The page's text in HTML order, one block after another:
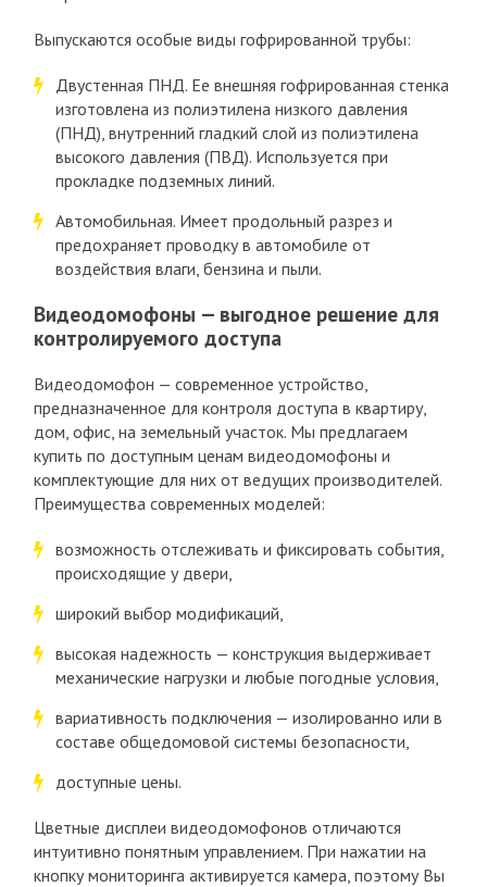
Выпускаются особые виды гофрированной трубы:
Двустенная ПНД. Ее внешняя гофрированная стенка
изготовлена из полиэтилена низкого давления
(ПНД), внутренний гладкий слой из полиэтилена
высокого давления (ПВД). Используется при
прокладке подземных линий.
Автомобильная. Имеет продольный разрез и
предохраняет проводку в автомобиле от
воздействия влаги, бензина и пыли.
Видеодомофоны — выгодное решение для
контролируемого доступа
Видеодомофон — современное устройство,
предназначенное для контроля доступа в квартиру,
дом, офис, на земельный участок. Мы предлагаем
купить по доступным ценам видеодомофоны и
комплектующие для них от ведущих производителей.
Преимущества современных моделей:
возможность отслеживать и фиксировать события,
происходящие у двери,
широкий выбор модификаций,
высокая надежность — конструкция выдерживает
механические нагрузки и любые погодные условия,
вариативность подключения — изолированно или в
составе общедомовой системы безопасности,
доступные цены.
Цветные дисплеи видеодомофонов отличаются
интуитивно понятным управлением. При нажатии на
кнопку мониторинга активируется камера, поэтому Вы